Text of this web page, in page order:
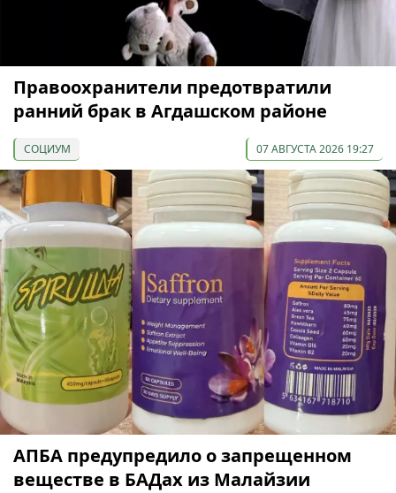
Правоохранители предотвратили
ранний брак в Агдашском районе
СОЦИУМ 07 АВГУСТА 2026 19:27
АПБА предупредило о запрещенном
веществе в БАДах из Малайзии